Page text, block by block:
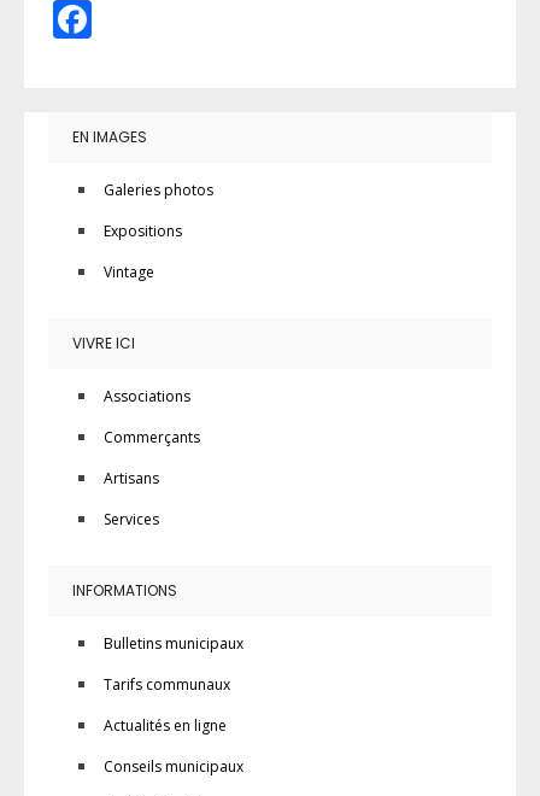
EN IMAGES
Galeries photos
Expositions
Vintage
VIVRE ICI
Associations
Commerçants
Artisans
Services
INFORMATIONS
Bulletins municipaux
Tarifs communaux
Actualités en ligne
Conseils municipaux